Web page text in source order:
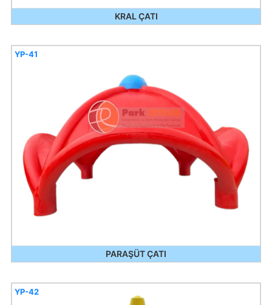
KRAL ÇATI
PARAŞÜT ÇATI
YP-41
YP-42